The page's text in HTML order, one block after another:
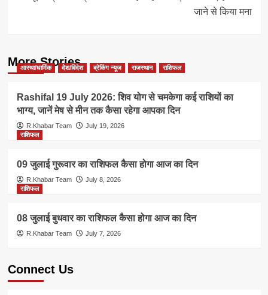
जाने से किया मना
More Stories
आस्था/धार्मिक देश/विदेश ब्रेकिंग न्यूज राजस्थान राशिफल
Rashifal 19 July 2026: शिव योग से चमकेगा कई राशियों का
भाग्य, जानें मेष से मीन तक कैसा रहेगा आपका दिन
R.Khabar Team
July 19, 2026
राशिफल
09 जुलाई गुरूवार का राशिफल कैसा होगा आज का दिन
R.Khabar Team
July 8, 2026
राशिफल
08 जुलाई बुधवार का राशिफल कैसा होगा आज का दिन
R.Khabar Team July 7, 2026
Connect Us